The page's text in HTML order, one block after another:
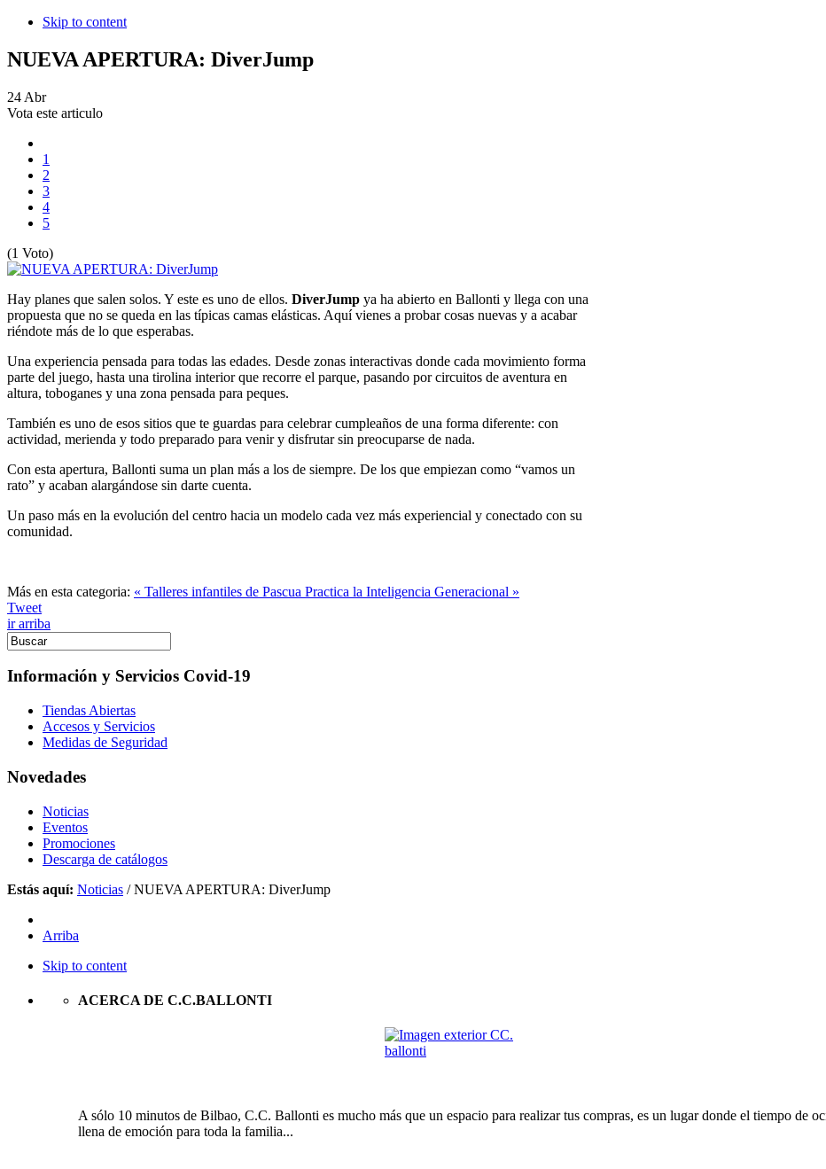
Skip to content
NUEVA APERTURA: DiverJump
24 Abr
Vota este articulo
1
2
3
4
5
(1 Voto)
Hay planes que salen solos. Y este es uno de ellos. DiverJump ya ha abierto en Ballonti y llega con una
propuesta que no se queda en las típicas camas elásticas. Aquí vienes a probar cosas nuevas y a acabar
riéndote más de lo que esperabas.
Una experiencia pensada para todas las edades. Desde zonas interactivas donde cada movimiento forma
parte del juego, hasta una tirolina interior que recorre el parque, pasando por circuitos de aventura en
altura, toboganes y una zona pensada para peques.
También es uno de esos sitios que te guardas para celebrar cumpleaños de una forma diferente: con
actividad, merienda y todo preparado para venir y disfrutar sin preocuparse de nada.
Con esta apertura, Ballonti suma un plan más a los de siempre. De los que empiezan como “vamos un
rato” y acaban alargándose sin darte cuenta.
Un paso más en la evolución del centro hacia un modelo cada vez más experiencial y conectado con su
comunidad.
Más en esta categoria: « Talleres infantiles de Pascua Practica la Inteligencia Generacional »
Tweet
ir arriba
Información y Servicios Covid-19
Tiendas Abiertas
Accesos y Servicios
Medidas de Seguridad
Novedades
Noticias
Eventos
Promociones
Descarga de catálogos
Estás aquí: Noticias /NUEVA APERTURA: DiverJump
Arriba
Skip to content
ACERCA DE C.C.BALLONTI
A sólo 10 minutos de Bilbao, C.C. Ballonti es mucho más que un espacio para realizar tus compras, es un lugar donde el tiempo de
llena de emoción para toda la familia...